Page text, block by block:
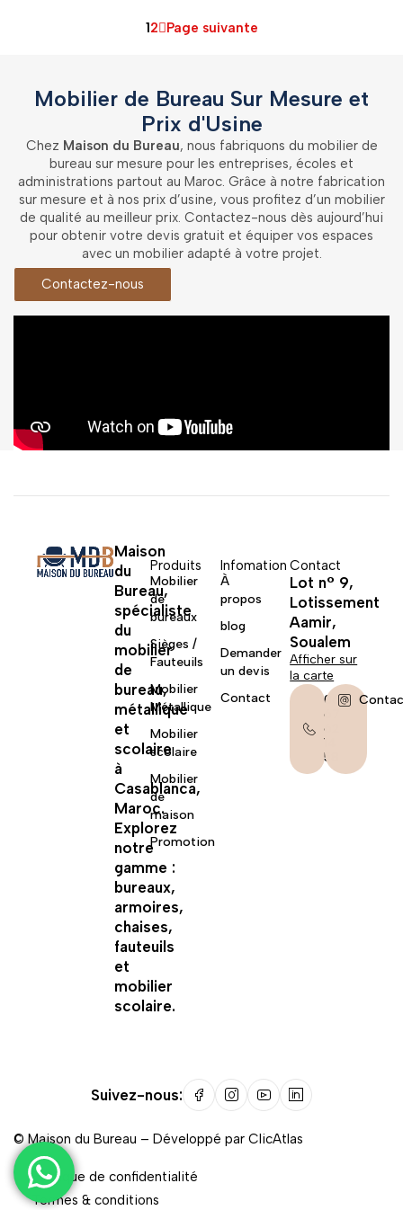
12 Page suivante
Mobilier de Bureau Sur Mesure et
Prix d'Usine
Chez Maison du Bureau, nous fabriquons du mobilier de
bureau sur mesure pour les entreprises, écoles et
administrations partout au Maroc. Grâce à notre fabrication
sur mesure et à nos prix d’usine, vous profitez d’un mobilier
de qualité au meilleur prix. Contactez-nous dès aujourd’hui
pour obtenir votre devis gratuit et équiper vos espaces
avec un mobilier adapté à votre projet.
Contactez-nous
Maison
du
Bureau,
spécialiste
du
mobilier
de
bureau,
métallique
et
scolaire
à
Casablanca,
Maroc.
Explorez
notre
gamme :
bureaux,
armoires,
chaises,
fauteuils
et
mobilier
scolaire.
Produits
Mobilier
de
bureaux
Sièges /
Fauteuils
Mobilier
Métallique
Mobilier
scolaire
Mobilier
de
maison
Promotion
Infomation
À
propos
blog
Demander
un devis
Contact
Contact
Lot n° 9,
Lotissement
Aamir,
Soualem
Afficher sur
la carte
06
67
62
14
58
Suivez-nous:
©Maison du Bureau – Développé par ClicAtlas
Politique de confidentialité
Termes & conditions